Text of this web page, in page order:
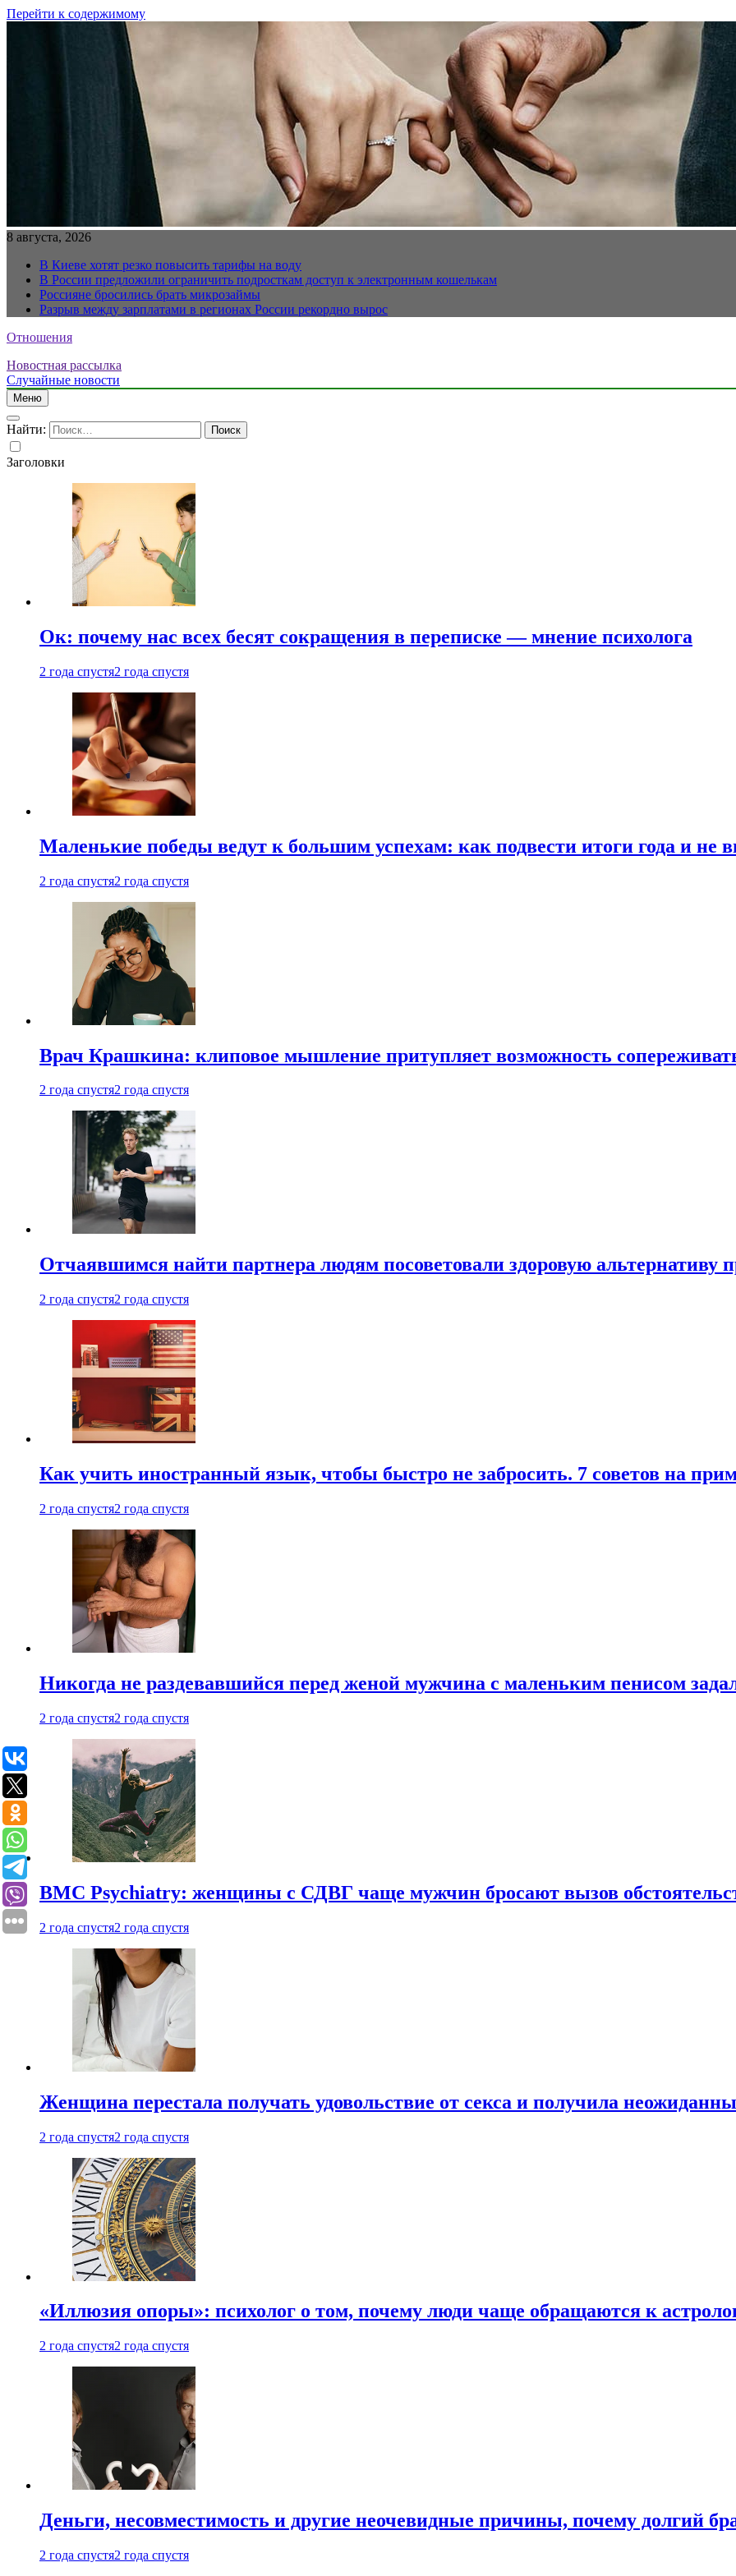
Перейти к содержимому
8 августа, 2026
В Киеве хотят резко повысить тарифы на воду
В России предложили ограничить подросткам доступ к электронным кошелькам
Россияне бросились брать микрозаймы
Разрыв между зарплатами в регионах России рекордно вырос
Отношения
Новостная рассылка
Случайные новости
Меню
Найти:
Заголовки
Ок: почему нас всех бесят сокращения в переписке — мнение психолога
2 года спустя2 года спустя
Маленькие победы ведут к большим успехам: как подвести итоги года и не
2 года спустя2 года спустя
Врач Крашкина: клиповое мышление притупляет возможность
2 года спустя2 года спустя
Отчаявшимся найти партнера людям посоветовали здоровую альтернативу
2 года спустя2 года спустя
Как учить иностранный язык, чтобы быстро не забросить. 7 советов на
2 года спустя2 года спустя
Никогда не раздевавшийся перед женой мужчина с маленьким пенисом
2 года спустя2 года спустя
BMC Psychiatry: женщины с СДВГ чаще мужчин бросают вызов
2 года спустя2 года спустя
Женщина перестала получать удовольствие от секса и получила
2 года спустя2 года спустя
«Иллюзия опоры»: психолог о том, почему люди чаще обращаются к
2 года спустя2 года спустя
Деньги, несовместимость и другие неочевидные причины, почему долгий
2 года спустя2 года спустя